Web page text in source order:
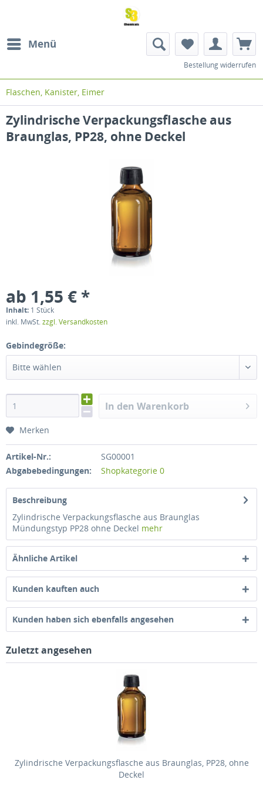
Menü
Bestellung widerrufen
Flaschen, Kanister, Eimer
Zylindrische Verpackungsflasche aus
Braunglas, PP28, ohne Deckel
ab 1,55 € *
Inhalt: 1 Stück
inkl. MwSt.zzgl. Versandkosten
Gebindegröße:
Bitte wählen
In den Warenkorb
Merken
Artikel-Nr.:
SG00001
Abgabebedingungen:
Shopkategorie 0
Beschreibung
Zylindrische Verpackungsflasche aus Braunglas
Mündungstyp PP28 ohne Deckel mehr
Ähnliche Artikel
Kunden kauften auch
Kunden haben sich ebenfalls angesehen
Zuletzt angesehen
Zylindrische Verpackungsflasche aus Braunglas, PP28, ohne
Deckel